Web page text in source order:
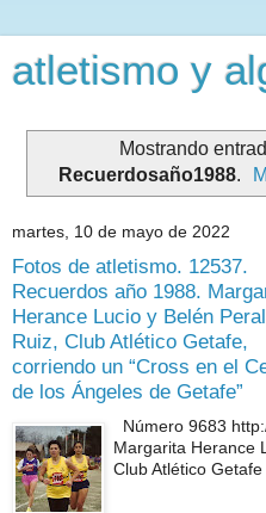
atletismo y
Mostrando
Recuerdosaño1988.
martes, 10 de mayo de 2022
Fotos de atletismo. 12537.
Recuerdos año 1988.
Herance Lucio y Belén
Ruiz, Club Atlético Getafe,
corriendo un “Cross en el
de los Ángeles de Getafe”
Número 9683
Margarita Herance
Club Atlético